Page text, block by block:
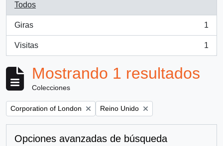
Todos
Giras
, 1 resultados
1
Visitas
, 1 resultados
1
Mostrando 1 resultados
Colecciones
Remove filter:
Corporation of London Remove filter:
Reino Unido
Opciones avanzadas de búsqueda